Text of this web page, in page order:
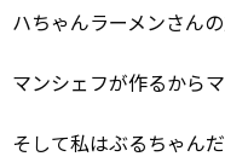
ハちゃんラーメンさん
マンシェフが作るから
そして私はぶるちゃんだ